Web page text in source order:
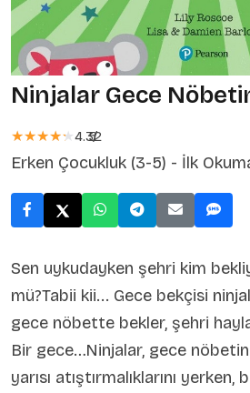
Ninjalar Gece
★★★★★
★★★★★4.32
/
5
Erken Çocukluk (3-5) - İlk
Sen uykudayken şehri kim
mü?Tabii kii... Gece bekçisi
gece nöbette bekler, şehri
Bir gece…Ninjalar, gece
yarısı atıştırmalıklarını